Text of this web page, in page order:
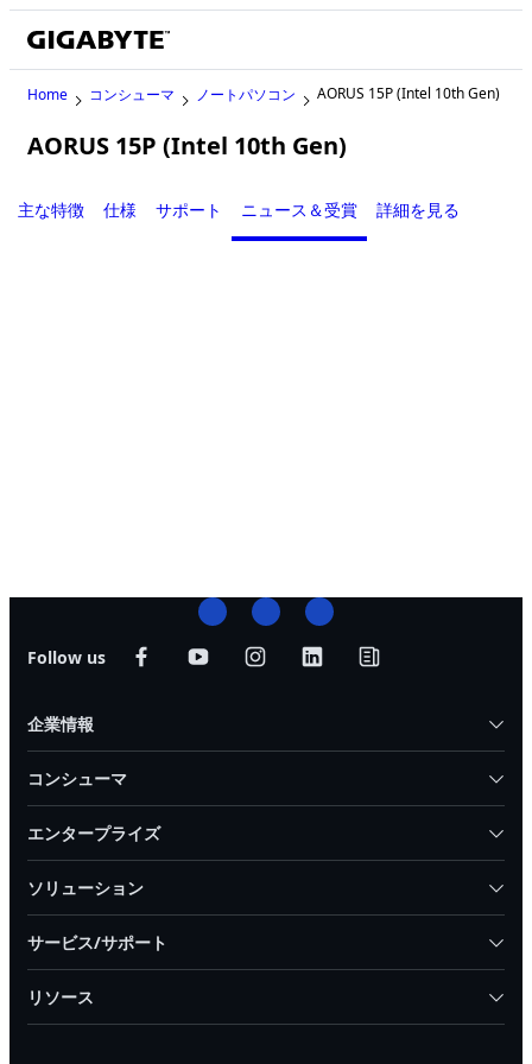
Home コンシューマ ノートパソコン AORUS 15P (Intel 10th Gen)
AORUS 15P (Intel 10th Gen)
主な特徴 仕様 サポート ニュース＆受賞 詳細を見る
Follow us
企業情報
コンシューマ
エンタープライズ
ソリューション
サービス/サポート
リソース